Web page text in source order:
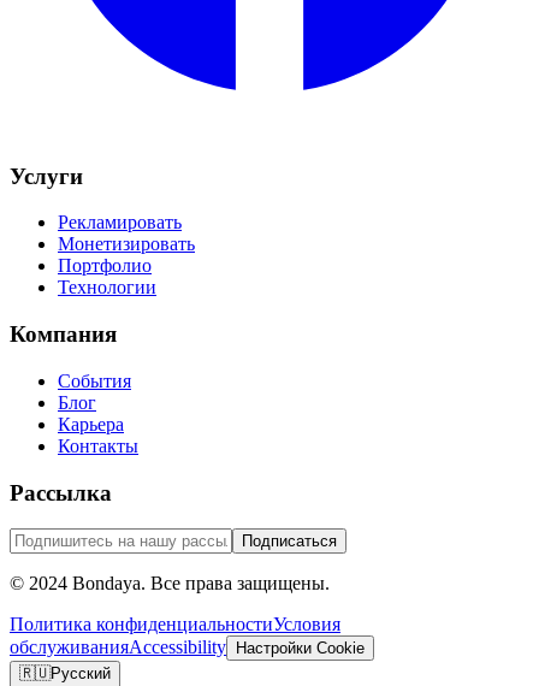
Услуги
Рекламировать
Монетизировать
Портфолио
Технологии
Компания
События
Блог
Карьера
Контакты
Рассылка
Подписаться
© 2024 Bondaya. Все права защищены.
Политика конфиденциальностиУсловия
обслуживанияAccessibility
Настройки Cookie
🇷🇺Русский